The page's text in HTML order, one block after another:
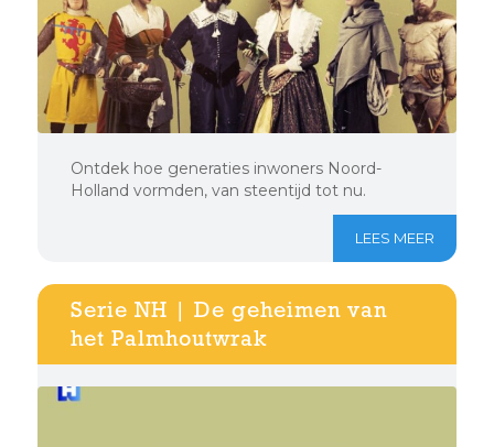
Ontdek hoe generaties inwoners Noord-
Holland vormden, van steentijd tot nu.
LEES MEER
Serie NH | De geheimen van
het Palmhoutwrak